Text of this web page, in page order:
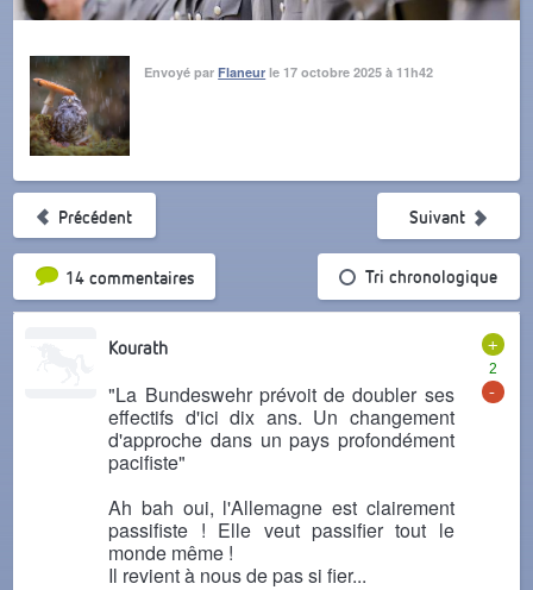
Envoyé parFlaneur le 17 octobre 2025 à 11h42
Précédent
14 commentairesTri par popularité Tri chronologique
Suivant
+
2
-
Kourath
"La Bundeswehr prévoit de doubler ses
effectifs d'ici dix ans. Un changement
d'approche dans un pays profondément
pacifiste"
Ah bah oui, l'Allemagne est clairement
passifiste ! Elle veut passifier tout le
monde même !
Il revient à nous de pas si fier...